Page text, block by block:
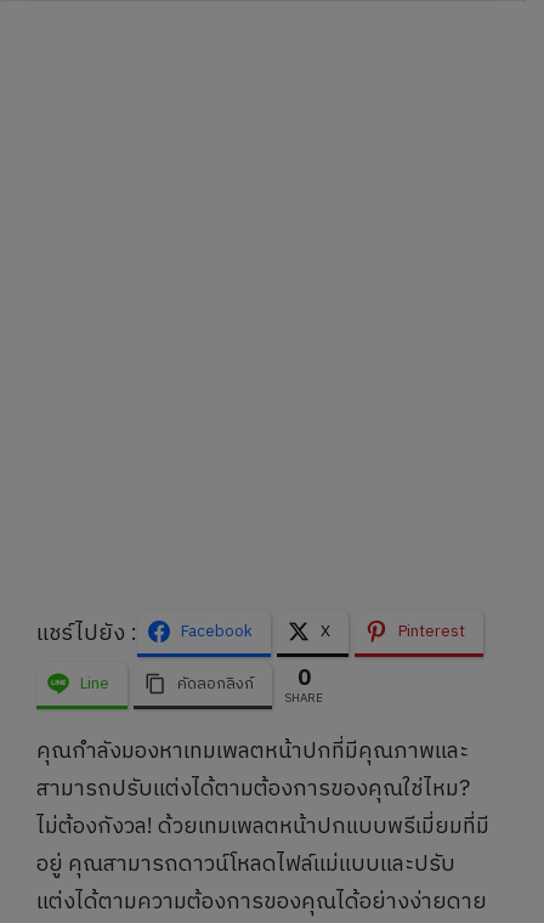
แชร์ไปยัง : Facebook X
Pinterest
Line
คัดลอกลิงก์ 0
SHARE
คุณกำลังมองหาเทมเพลตหน้าปกที่มีคุณภาพและ
สามารถปรับแต่งได้ตามต้องการของคุณใช่ไหม?
ไม่ต้องกังวล! ด้วยเทมเพลตหน้าปกแบบพรีเมี่ยมที่มี
อยู่ คุณสามารถดาวน์โหลดไฟล์แม่แบบและปรับ
แต่งได้ตามความต้องการของคุณได้อย่างง่ายดาย